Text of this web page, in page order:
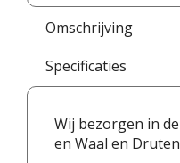
Omschrijving
Specificaties
Wij bezorgen in
en Waal en